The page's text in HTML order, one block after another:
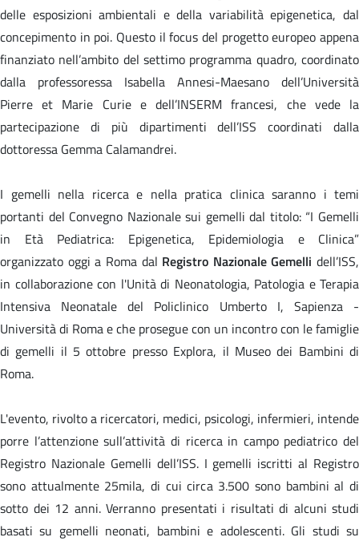
delle esposizioni ambientali e della variabilità epigenetica, dal
concepimento in poi. Questo il focus del progetto europeo appena
finanziato nell’ambito del settimo programma quadro, coordinato
dalla professoressa Isabella Annesi-Maesano dell’Università
Pierre et Marie Curie e dell’INSERM francesi, che vede la
partecipazione di più dipartimenti dell’ISS coordinati dalla
dottoressa Gemma Calamandrei.
I gemelli nella ricerca e nella pratica clinica saranno i temi
portanti del Convegno Nazionale sui gemelli dal titolo: “I Gemelli
in Età Pediatrica: Epigenetica, Epidemiologia e Clinica”
organizzato oggi a Roma dal Registro Nazionale Gemelli dell’ISS,
in collaborazione con l'Unità di Neonatologia, Patologia e Terapia
Intensiva Neonatale del Policlinico Umberto I, Sapienza -
Università di Roma e che prosegue con un incontro con le famiglie
di gemelli il 5 ottobre presso Explora, il Museo dei Bambini di
Roma.
L'evento, rivolto a ricercatori, medici, psicologi, infermieri, intende
porre l’attenzione sull’attività di ricerca in campo pediatrico del
Registro Nazionale Gemelli dell’ISS. I gemelli iscritti al Registro
sono attualmente 25mila, di cui circa 3.500 sono bambini al di
sotto dei 12 anni. Verranno presentati i risultati di alcuni studi
basati su gemelli neonati, bambini e adolescenti. Gli studi su